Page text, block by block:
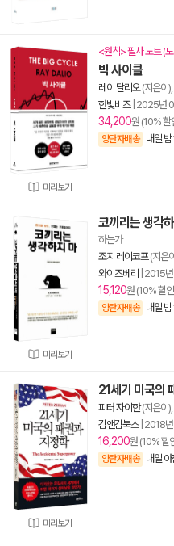
미리보기
<원칙> 필사 노트 (
빅 사이클
레이 달리오(지은이),
한빛비즈| 2025년
34,200원 (10% 할
양탄자배송 내일 밤
미리보기
코끼리는 생각
하는가
조지 레이코프(지은
와이즈베리
2015
15,120원 (10% 할
양탄자배송 내일 밤
미리보기
21세기 미국의
피터 자이한(지은이),
김앤김북스| 2018
16,200원 (10% 할
양탄자배송 내일 아